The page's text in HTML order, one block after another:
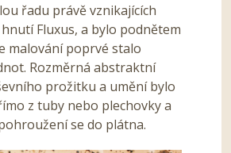
řadu právě vznikajících
Fluxus, a bylo podnětem
malování poprvé stalo
Rozměrná abstraktní
prožitku a umění bylo
z tuby nebo plechovky a
se do plátna.